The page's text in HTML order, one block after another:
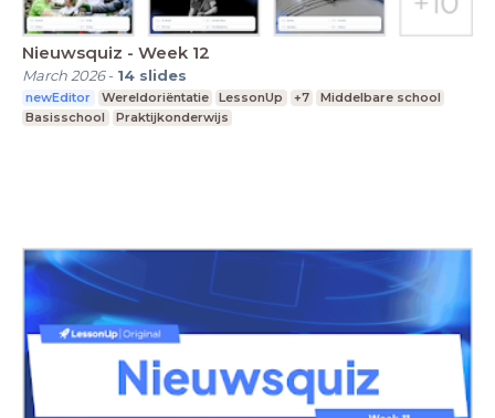
Nieuwsquiz - Week 12
March 2026- 14 slides
newEditor Wereldoriëntatie LessonUp +7
Middelbare school
Basisschool
Praktijkonderwijs